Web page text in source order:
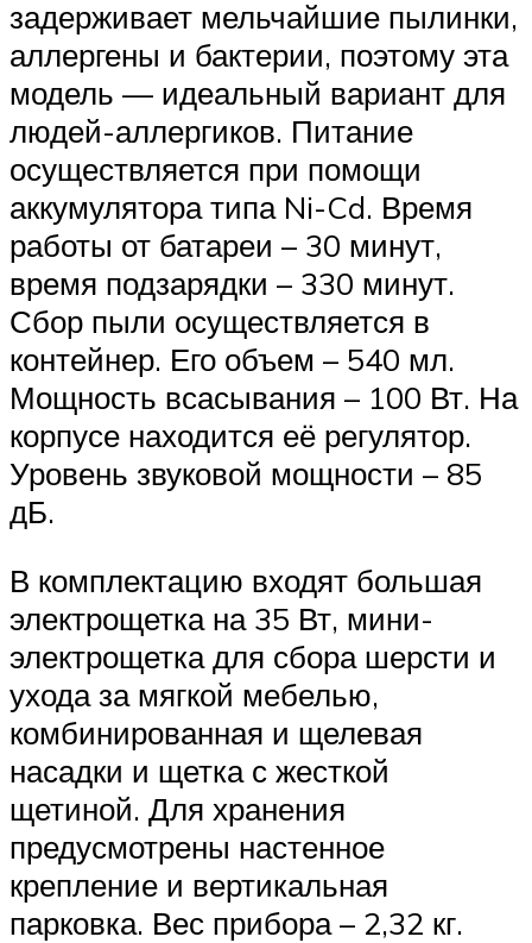
задерживает мельчайшие пылинки,
аллергены и бактерии, поэтому эта
модель — идеальный вариант для
людей-аллергиков. Питание
осуществляется при помощи
аккумулятора типа Ni-Cd. Время
работы от батареи – 30 минут,
время подзарядки – 330 минут.
Сбор пыли осуществляется в
контейнер. Его объем – 540 мл.
Мощность всасывания – 100 Вт. На
корпусе находится её регулятор.
Уровень звуковой мощности – 85
дБ.
В комплектацию входят большая
электрощетка на 35 Вт, мини-
электрощетка для сбора шерсти и
ухода за мягкой мебелью,
комбинированная и щелевая
насадки и щетка с жесткой
щетиной. Для хранения
предусмотрены настенное
крепление и вертикальная
парковка. Вес прибора – 2,32 кг.